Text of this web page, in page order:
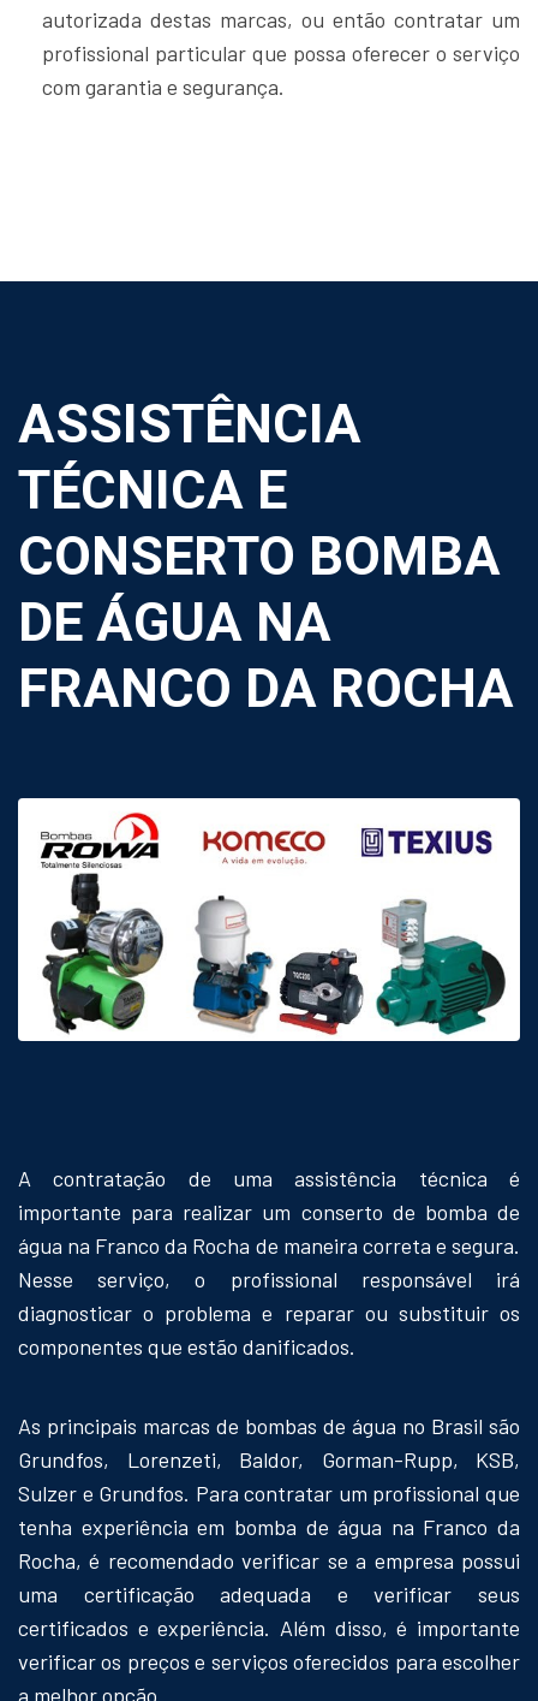
autorizada destas marcas, ou então contratar um
profissional particular que possa oferecer o serviço
com garantia e segurança.
ASSISTÊNCIA
TÉCNICA E
CONSERTO BOMBA
DE ÁGUA NA
FRANCO DA ROCHA
A contratação de uma assistência técnica é
importante para realizar um conserto de bomba de
água na Franco da Rocha de maneira correta e segura.
Nesse serviço, o profissional responsável irá
diagnosticar o problema e reparar ou substituir os
componentes que estão danificados.
As principais marcas de bombas de água no Brasil são
Grundfos, Lorenzeti, Baldor, Gorman-Rupp, KSB,
Sulzer e Grundfos. Para contratar um profissional que
tenha experiência em bomba de água na Franco da
Rocha, é recomendado verificar se a empresa possui
uma certificação adequada e verificar seus
certificados e experiência. Além disso, é importante
verificar os preços e serviços oferecidos para escolher
a melhor opção.